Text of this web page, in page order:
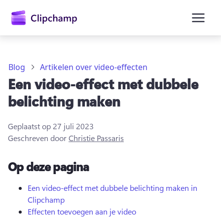
Aanmelden
Gratis uitproberen
Blog Artikelen over video-effecten
Een video-effect met dubbele
belichting maken
Geplaatst op 27 juli 2023
Geschreven doorChristie Passaris
Op deze pagina
Een video-effect met dubbele belichting maken in
Clipchamp
Effecten toevoegen aan je video